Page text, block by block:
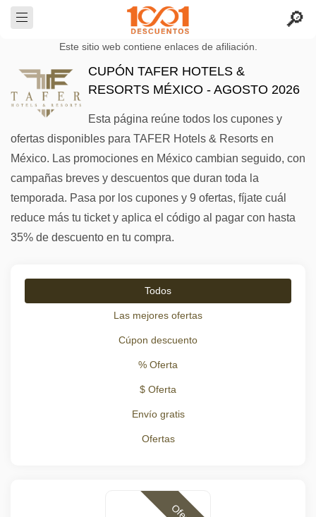
Este sitio web contiene enlaces de afiliación.
CUPÓN TAFER HOTELS &
RESORTS MÉXICO - AGOSTO 2026
Esta página reúne todos los cupones y
ofertas disponibles para TAFER Hotels & Resorts en
México. Las promociones en México cambian seguido, con
campañas breves y descuentos que duran toda la
temporada. Pasa por los cupones y 9 ofertas, fíjate cuál
reduce más tu ticket y aplica el código al pagar con hasta
35% de descuento en tu compra.
Todos
Las mejores ofertas
Cúpon descuento
% Oferta
$ Oferta
Envío gratis
Ofertas